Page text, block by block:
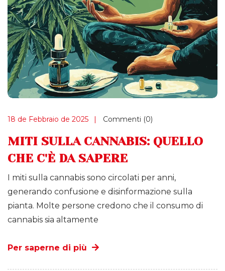
18 de Febbraio de 2025 Commenti (0)
MITI SULLA CANNABIS: QUELLO
CHE C'È DA SAPERE
I miti sulla cannabis sono circolati per anni,
generando confusione e disinformazione sulla
pianta. Molte persone credono che il consumo di
cannabis sia altamente
Per saperne di più